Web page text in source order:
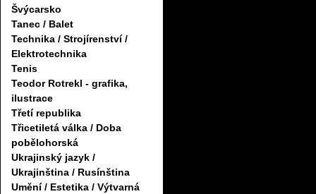
Švýcarsko
Tanec / Balet
Technika / Strojírenství /
Elektrotechnika
Tenis
Teodor Rotrekl - grafika,
ilustrace
Třetí republika
Třicetiletá válka / Doba
pobělohorská
Ukrajinský jazyk /
Ukrajinština / Rusínština
Umění / Estetika / Výtvarná